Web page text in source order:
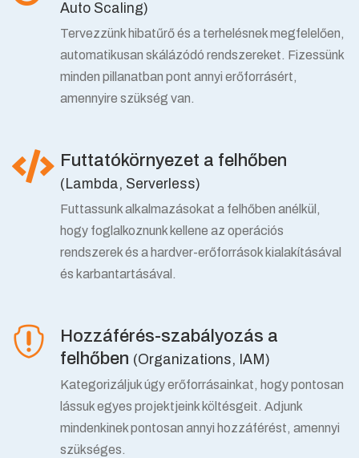
Auto Scaling)
Tervezzünk hibatűrő és a terhelésnek megfelelően,
automatikusan skálázódó rendszereket. Fizessünk
minden pillanatban pont annyi erőforrásért,
amennyire szükség van.
Futtatókörnyezet a felhőben
(Lambda, Serverless)
Futtassunk alkalmazásokat a felhőben anélkül,
hogy foglalkoznunk kellene az operációs
rendszerek és a hardver-erőforrások kialakításával
és karbantartásával.
Hozzáférés-szabályozás a
felhőben (Organizations, IAM)
Kategorizáljuk úgy erőforrásainkat, hogy pontosan
lássuk egyes projektjeink költésgeit. Adjunk
mindenkinek pontosan annyi hozzáférést, amennyi
szükséges.